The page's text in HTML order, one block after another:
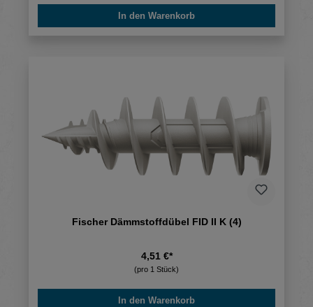
In den Warenkorb
Fischer Dämmstoffdübel FID II K (4)
4,51 €*
(pro 1 Stück)
In den Warenkorb